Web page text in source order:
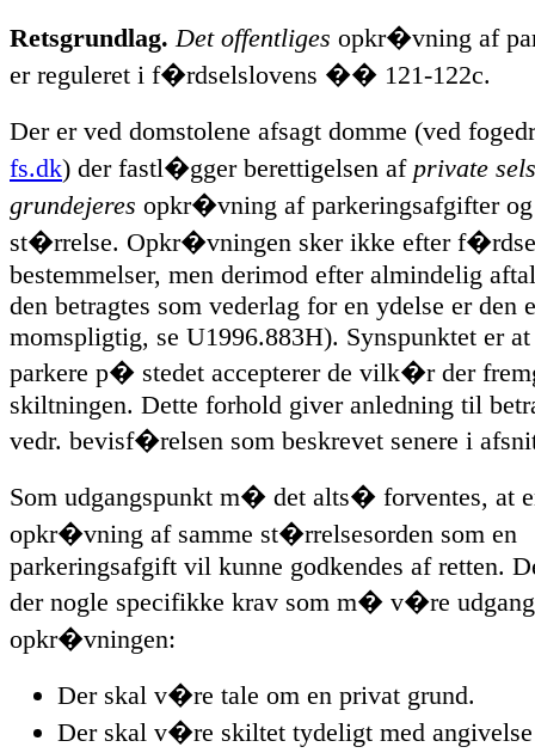
Retsgrundlag. Det offentliges opkr�vning af
er reguleret i f�rdselslovens �� 121-122c.
Der er ved domstolene afsagt domme (ved
fs.dk) der fastl�gger berettigelsen af private
grundejeres opkr�vning af parkeringsafgifter og
st�rrelse. Opkr�vningen sker ikke efter
bestemmelser, men derimod efter almindelig
den betragtes som vederlag for en ydelse er den
momspligtig, se U1996.883H). Synspunktet er
parkere p� stedet accepterer de vilk�r der
skiltningen. Dette forhold giver anledning til
vedr. bevisf�relsen som beskrevet senere i
Som udgangspunkt m� det alts� forventes, at
opkr�vning af samme st�rrelsesorden som en
parkeringsafgift vil kunne godkendes af retten.
der nogle specifikke krav som m� v�re
opkr�vningen:
Der skal v�re tale om en privat grund.
Der skal v�re skiltet tydeligt med